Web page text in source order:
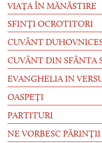
VIAȚA ÎN MĂNĂSTIRE
SFINȚI OCROTITORI
CUVÂNT
CUVÂNT DIN SFÂNTA
EVANGHELIA IN
OASPEȚI
PARTITURI
NE VORBESC PĂRINȚII